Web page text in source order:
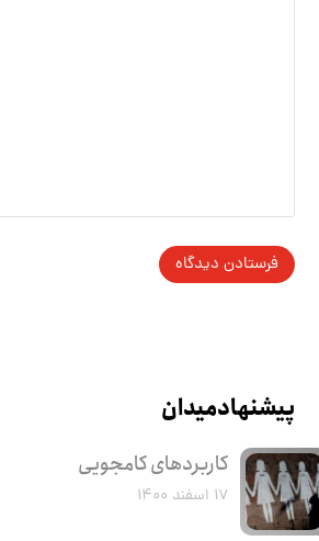
پیشنهاد میدان
کاربرد‌های کامجویی
۱۷ اسفند ۱۴۰۰